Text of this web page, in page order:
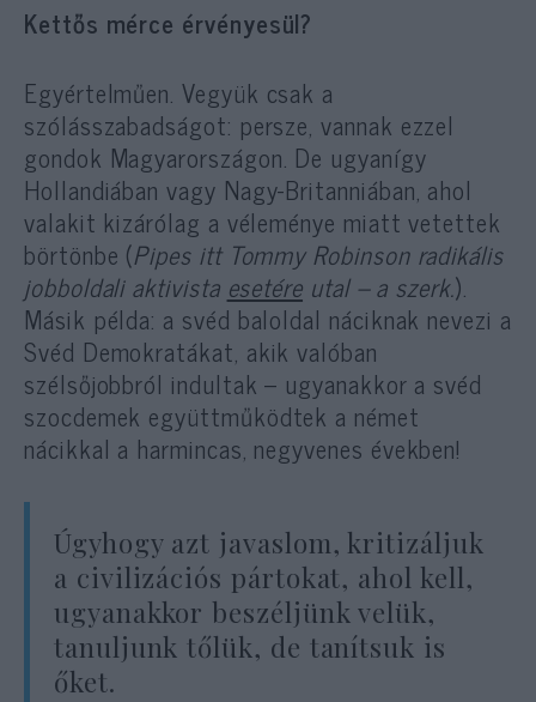
Kettős mérce érvényesül?
Egyértelműen. Vegyük csak a
szólásszabadságot: persze, vannak ezzel
gondok Magyarországon. De ugyanígy
Hollandiában vagy Nagy-Britanniában, ahol
valakit kizárólag a véleménye miatt vetettek
börtönbe (Pipes itt Tommy Robinson radikális
jobboldali aktivista esetére utal – a szerk.).
Másik példa: a svéd baloldal náciknak nevezi a
Svéd Demokratákat, akik valóban
szélsőjobbról indultak – ugyanakkor a svéd
szocdemek együttműködtek a német
nácikkal a harmincas, negyvenes években!
Úgyhogy azt javaslom, kritizáljuk
a civilizációs pártokat, ahol kell,
ugyanakkor beszéljünk velük,
tanuljunk tőlük, de tanítsuk is
őket.